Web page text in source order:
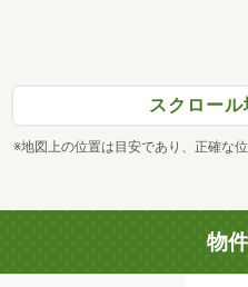
スクロー
※地図上の位置は目安であり、正確な
物